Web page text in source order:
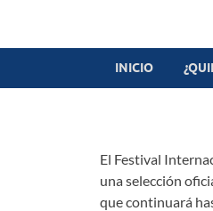
INICIO
El Festival
una selección
que continuará